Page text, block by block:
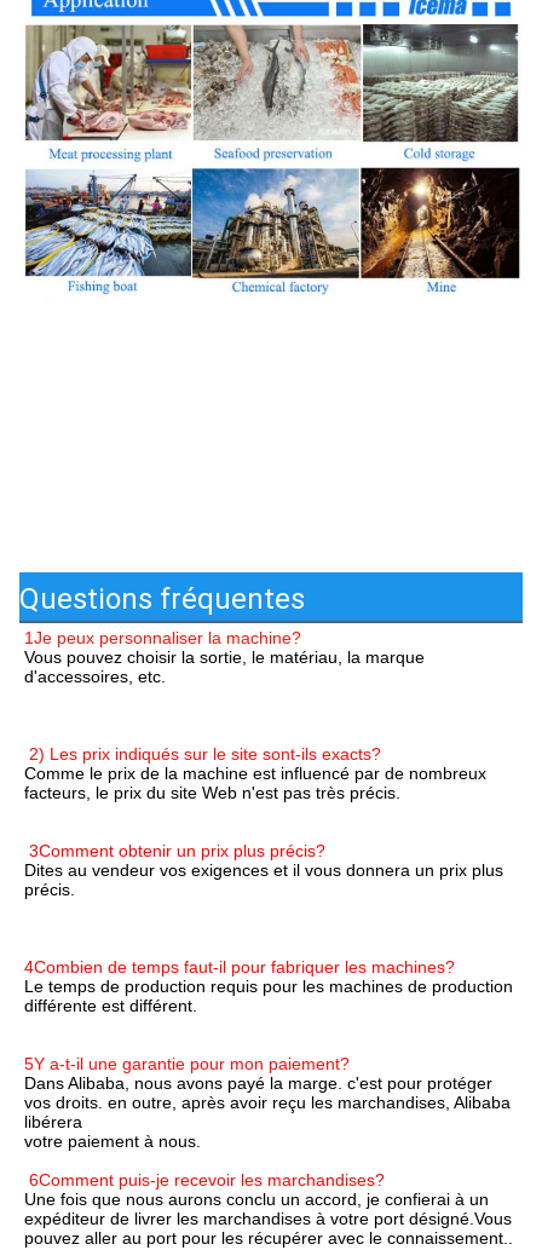
Questions fréquentes
1Je peux personnaliser la machine?
Vous pouvez choisir la sortie, le matériau, la marque
d'accessoires, etc.
2) Les prix indiqués sur le site sont-ils exacts?
Comme le prix de la machine est influencé par de nombreux
facteurs, le prix du site Web n'est pas très précis.
3Comment obtenir un prix plus précis?
Dites au vendeur vos exigences et il vous donnera un prix plus
précis.
4Combien de temps faut-il pour fabriquer les machines?
Le temps de production requis pour les machines de production
différente est différent.
5Y a-t-il une garantie pour mon paiement?
Dans Alibaba, nous avons payé la marge. c'est pour protéger
vos droits. en outre, après avoir reçu les marchandises, Alibaba
libérera
votre paiement à nous.
6Comment puis-je recevoir les marchandises?
Une fois que nous aurons conclu un accord, je confierai à un
expéditeur de livrer les marchandises à votre port désigné.Vous
pouvez aller au port pour les récupérer avec le connaissement..